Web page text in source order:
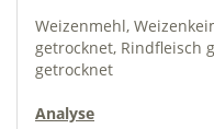
Weizenmehl,
getrocknet, Rindfleisch
getrocknet
Analyse